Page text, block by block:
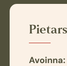
Avoinna: